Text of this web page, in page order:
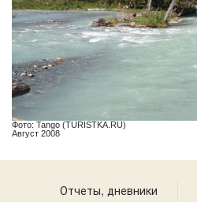
Фото: Tango (TURISTKA.RU)
Август 2008
Отчеты, дневники